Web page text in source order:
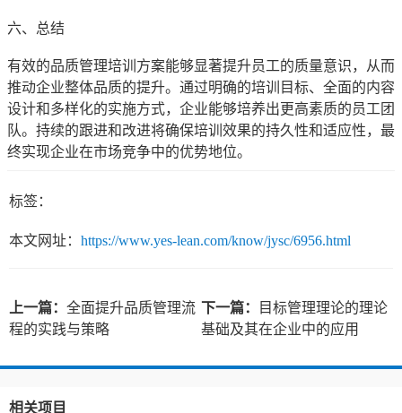
六、总结
有效的品质管理培训方案能够显著提升员工的质量意识，从而
推动企业整体品质的提升。通过明确的培训目标、全面的内容
设计和多样化的实施方式，企业能够培养出更高素质的员工团
队。持续的跟进和改进将确保培训效果的持久性和适应性，最
终实现企业在市场竞争中的优势地位。
标签：
本文网址： https://www.yes-lean.com/know/jysc/6956.html
上一篇： 全面提升品质管理流
程的实践与策略
下一篇：
目标管理理论的理论
基础及其在企业中的应用
相关项目